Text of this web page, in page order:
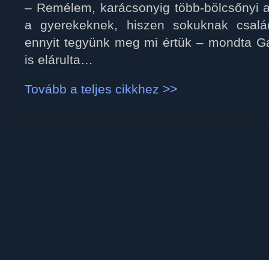
– Remélem, karácsonyig több-bölcsőnyi
a gyerekeknek, hiszen sokuknak
ennyit tegyünk meg mi értük – mondta
is elárulta…
Tovább a teljes cikkhez >>